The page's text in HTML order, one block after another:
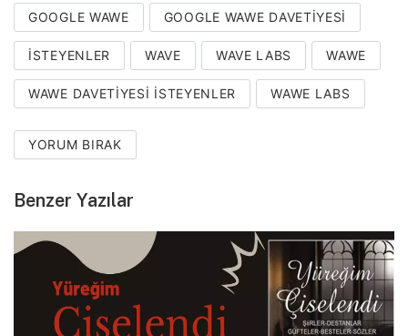
GOOGLE WAWE GOOGLE WAWE DAVETIYESI
ISTEYENLER WAVE WAVE LABS WAWE
WAWE DAVETIYESI ISTEYENLER WAWE LABS
YORUM BIRAK
Benzer Yazılar